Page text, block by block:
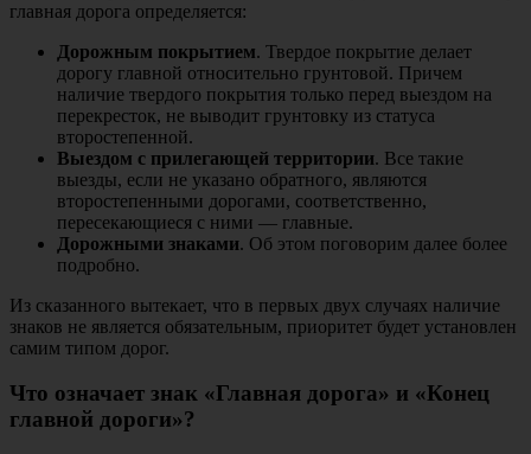
главная дорога определяется:
Дорожным покрытием. Твердое покрытие делает
дорогу главной относительно грунтовой. Причем
наличие твердого покрытия только перед выездом на
перекресток, не выводит грунтовку из статуса
второстепенной.
Выездом с прилегающей территории. Все такие
выезды, если не указано обратного, являются
второстепенными дорогами, соответственно,
пересекающиеся с ними — главные.
Дорожными знаками. Об этом поговорим далее более
подробно.
Из сказанного вытекает, что в первых двух случаях наличие
знаков не является обязательным, приоритет будет установлен
самим типом дорог.
Что означает знак «Главная дорога» и «Конец
главной дороги»?